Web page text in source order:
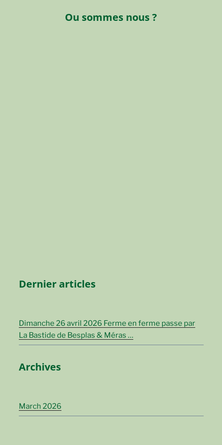
Ou sommes nous ?
Dernier articles
Dimanche 26 avril 2026 Ferme en ferme passe par
La Bastide de Besplas & Méras …
Archives
March 2026